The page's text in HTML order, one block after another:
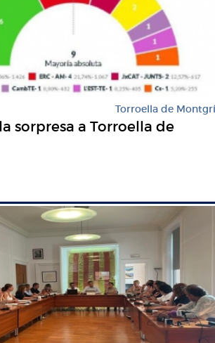
Torroella de Montgrí
sorpresa a Torroella de